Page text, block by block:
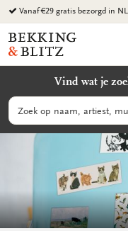
Ga
naar
content
Milieuvriendelijke producten
Bekking
&
B.V.
Vind wat je
Zoeken